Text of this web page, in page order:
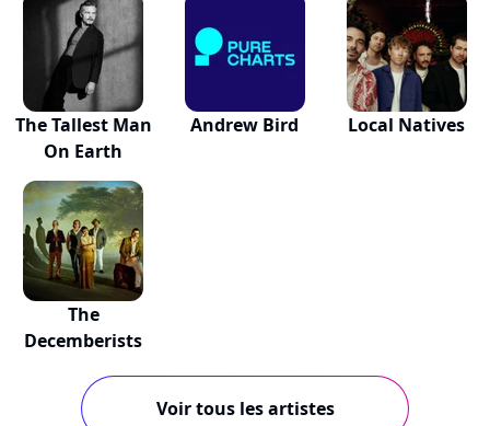
The Tallest Man
On Earth
Andrew Bird Local Natives
The
Decemberists
Voir tous les artistes